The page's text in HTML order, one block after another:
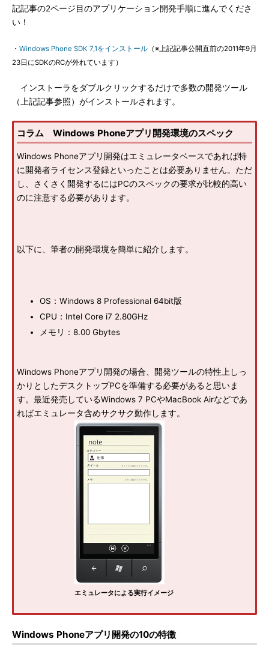
記記事の2ページ目のアプリケーション開発手順に進んでくださ
い！
・ Windows Phone SDK 7,1をインストール （※上記記事公開直前の2011年9月
23日にSDKのRCが外れています）
インストーラをダブルクリックするだけで多数の開発ツール
（上記記事参照）がインストールされます。
コラム Windows Phoneアプリ開発環境のスペック
Windows Phoneアプリ開発はエミュレータベースであれば特
に開発者ライセンス登録といったことは必要ありません。ただ
し、さくさく開発するにはPCのスペックの要求が比較的高い
のに注意する必要があります。
以下に、筆者の開発環境を簡単に紹介します。
OS：Windows 8 Professional 64bit版
CPU：Intel Core i7 2.80GHz
メモリ：8.00 Gbytes
Windows Phoneアプリ開発の場合、開発ツールの特性上しっ
かりとしたデスクトップPCを準備する必要があると思いま
す。最近発売しているWindows 7 PCやMacBook Airなどであ
ればエミュレータ含めサクサク動作します。
エミュレータによる実行イメージ
Windows Phoneアプリ開発の10の特徴